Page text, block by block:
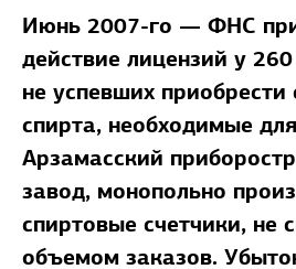
Июнь 2007-го — ФНС
действие лицензий у
не успевших приобрести
спирта, необходимые
Арзамасский
завод, монопольно
спиртовые счетчики, не
объемом заказов.